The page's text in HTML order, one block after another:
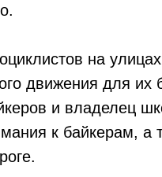
на
движения для их
и владелец
к байкерам, а